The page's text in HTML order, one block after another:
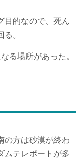
目的なので、死ん
。
る場所があった。
の方は砂漠が終わ
ムテレポートが多